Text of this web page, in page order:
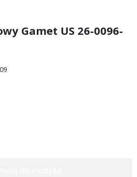
Gamet US 26-0096-